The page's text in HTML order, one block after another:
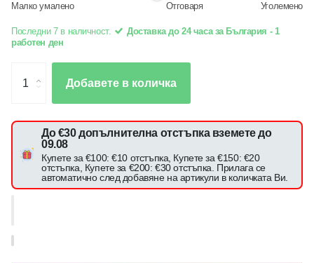
Малко умалено Отговаря Уголемено
Последни 7 в наличност.
Доставка до 24 часа за България - 1
работен ден
Добавете в количка
До €30 допълнителна отстъпка вземете до
09.08
Купете за €100: €10 отстъпка, Купете за €150: €20
отстъпка, Купете за €200: €30 отстъпка. Прилага се
автоматично след добавяне на артикули в количката Ви.